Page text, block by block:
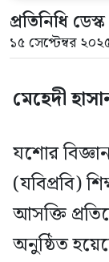
প্রতিনিধি ডেস্ক
১৫ সেপ্টেম্বর
মেহেদী
যশোর
(যবিপ্রবি)
আসক্তি
অনুষ্ঠিত